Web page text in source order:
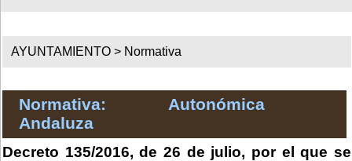
AYUNTAMIENTO > Normativa
Normativa: Autonómica
Andaluza
Decreto 135/2016, de 26 de julio, por el que se